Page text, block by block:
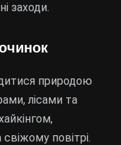
заходи.
природою
лісами та
повітрі.